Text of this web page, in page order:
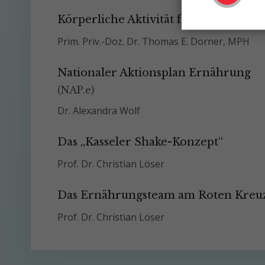
Körperliche Aktivität fördern oder
Prim. Priv.-Doz. Dr. Thomas E. Dorner, MPH
Nationaler Aktionsplan Ernährung
(NAP.e)
Dr. Alexandra Wolf
Das „Kasseler Shake-Konzept“
Prof. Dr. Christian Löser
Das Ernährungsteam am Roten
Prof. Dr. Christian Löser